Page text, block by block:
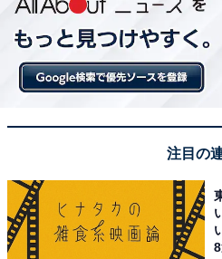
ク」が正解？
【おすすめ記事】
・
ハンカチやマスクの色、スト
かい小物マナー
注目の